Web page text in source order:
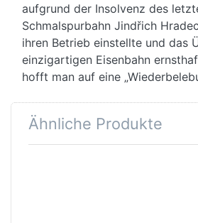
aufgrund der Insolvenz des
Schmalspurbahn Jindřich
ihren Betrieb einstellte und das
einzigartigen Eisenbahn
hofft man auf eine
Ähnliche Produkte